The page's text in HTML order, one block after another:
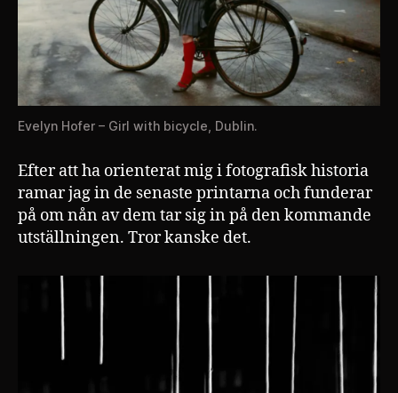
Evelyn Hofer – Girl with bicycle, Dublin.
Efter att ha orienterat mig i fotografisk historia
ramar jag in de senaste printarna och funderar
på om nån av dem tar sig in på den kommande
utställningen. Tror kanske det.